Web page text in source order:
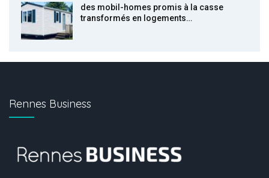
des mobil-homes promis à la casse
transformés en logements…
Rennes Business